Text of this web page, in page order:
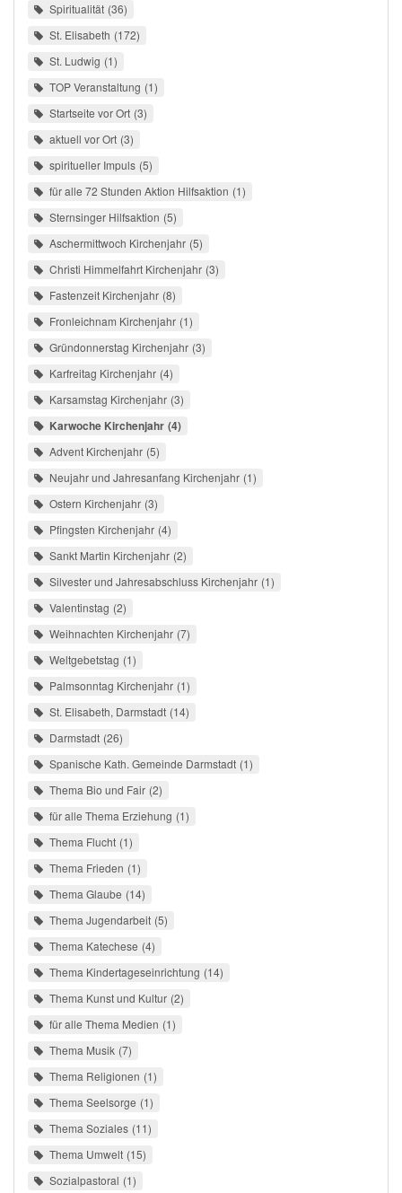
Spiritualität 36
St. Elisabeth 172
St. Ludwig 1
TOP Veranstaltung 1
Startseite vor Ort 3
aktuell vor Ort 3
spiritueller Impuls 5
für alle 72 Stunden Aktion Hilfsaktion 1
Sternsinger Hilfsaktion 5
Aschermittwoch Kirchenjahr 5
Christi Himmelfahrt Kirchenjahr 3
Fastenzeit Kirchenjahr 8
Fronleichnam Kirchenjahr 1
Gründonnerstag Kirchenjahr 3
Karfreitag Kirchenjahr 4
Karsamstag Kirchenjahr 3
Karwoche Kirchenjahr 4
Advent Kirchenjahr 5
Neujahr und Jahresanfang Kirchenjahr 1
Ostern Kirchenjahr 3
Pfingsten Kirchenjahr 4
Sankt Martin Kirchenjahr 2
Silvester und Jahresabschluss Kirchenjahr 1
Valentinstag 2
Weihnachten Kirchenjahr 7
Weltgebetstag 1
Palmsonntag Kirchenjahr 1
St. Elisabeth, Darmstadt 14
Darmstadt 26
Spanische Kath. Gemeinde Darmstadt 1
Thema Bio und Fair 2
für alle Thema Erziehung 1
Thema Flucht 1
Thema Frieden 1
Thema Glaube 14
Thema Jugendarbeit 5
Thema Katechese 4
Thema Kindertageseinrichtung 14
Thema Kunst und Kultur 2
für alle Thema Medien 1
Thema Musik 7
Thema Religionen 1
Thema Seelsorge 1
Thema Soziales 11
Thema Umwelt 15
Sozialpastoral 1